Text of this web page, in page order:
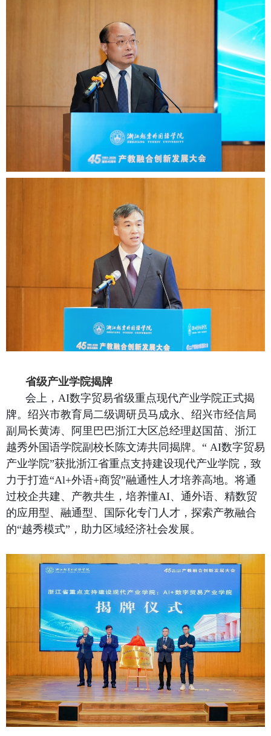
省级产业学院揭牌
会上， AI数字贸易省级重点现代产业学院正式揭
牌。 绍兴市教育局二级调研员马成永、绍兴市经信局
副局长黄涛、阿里巴巴浙江大区总经理赵国苗、浙江
越秀外国语学院副校长陈文涛共同揭牌。 “ AI数字贸易
产业学院”获批浙江省重点支持建设现代产业学院，致
力于打造“Al+外语+商贸”融通性人才培养高地。 将通
过校企共建、产教共生，培养懂AI、通外语、精数贸
的应用型、融通型、国际化专门人才，探索产教融合
的“越秀模式”，助力区域经济社会发展。